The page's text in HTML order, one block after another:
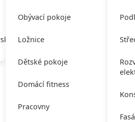
Obývací pokoje
Ložnice
Dětské pokoje
Domácí fitness
Pracovny